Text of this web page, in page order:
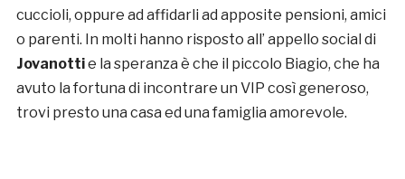
cuccioli, oppure ad affidarli ad apposite pensioni, amici
o parenti. In molti hanno risposto all’ appello social di
Jovanottie la speranza è che il piccolo Biagio, che ha
avuto la fortuna di incontrare un VIP così generoso,
trovi presto una casa ed una famiglia amorevole.